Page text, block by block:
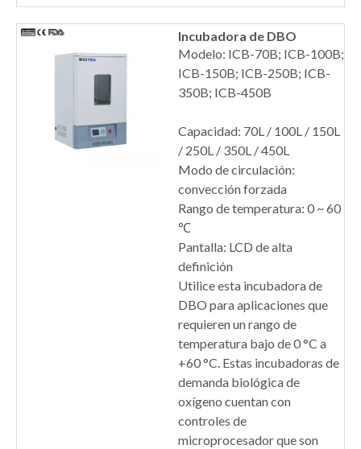
Incubadora de DBO
Modelo: ICB-70B; ICB-100B;
ICB-150B; ICB-250B; ICB-
350B; ICB-450B
Capacidad: 70L / 100L / 150L
/ 250L / 350L / 450L
Modo de circulación:
convección forzada
Rango de temperatura: 0 ~ 60
℃
Pantalla: LCD de alta
definición
Utilice esta incubadora de
DBO para aplicaciones que
requieren un rango de
temperatura bajo de 0 °C a
+60 °C. Estas incubadoras de
demanda biológica de
oxígeno cuentan con
controles de
microprocesador que son